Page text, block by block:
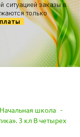
ситуацией заказы в
только
Начальная школа -
3 кл В четырех